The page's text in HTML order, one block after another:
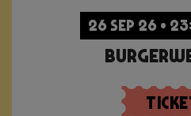
26 SEP 26 •